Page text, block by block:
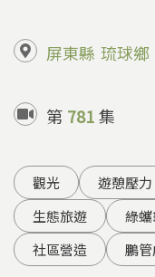
屏東縣 琉球鄉
第 781集
觀光 遊憩壓力
生態旅遊
綠
社區營造
鵬